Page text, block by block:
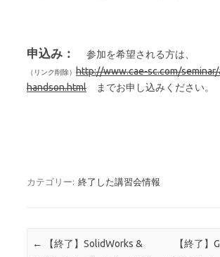
申込み： 参加を希望される方は、
http://www.cae-sc.com/
handson.html までお申し込みください。
カテゴリー: 終了した講習会情報
投稿ナビゲーション
←
【終了】SolidWorks &
【終了】